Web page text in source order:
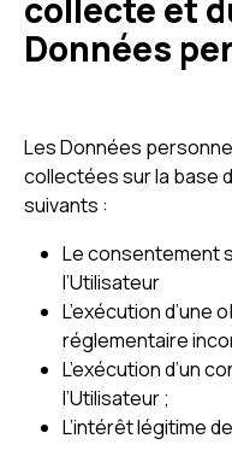
collecte et
Données
Les Données
collectées sur la base
suivants :
Le consentement
l’Utilisateur
L’exécution d’une
réglementaire
L’exécution d’un
l’Utilisateur ;
L’intérêt légitime